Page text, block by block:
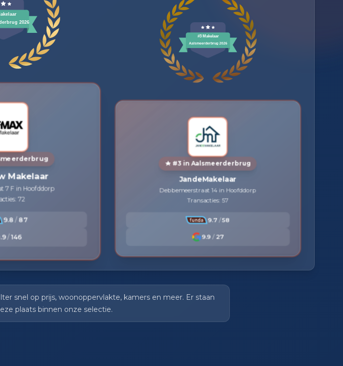
Makelaar
7 F in Hoofddorp
72
9.8 / 87
/ 146
#3 in Aalsmeerderbrug
JandeMakelaar
Debbemeerstraat 14 in Hoofddorp
Transacties: 57
9.7 / 58
9.9 / 27
snel op prijs, woonoppervlakte, kamers en meer. Er staan
plaats binnen onze selectie.